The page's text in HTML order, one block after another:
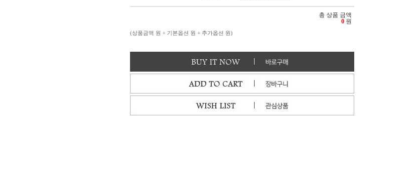
총 상품 금액
0 원
(상품금액 원 + 기본옵션 원 + 추가옵션 원)